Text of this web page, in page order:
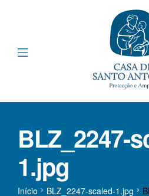
BLZ_2247-
1.jpg
Início BLZ_2247-scaled-1.jpg